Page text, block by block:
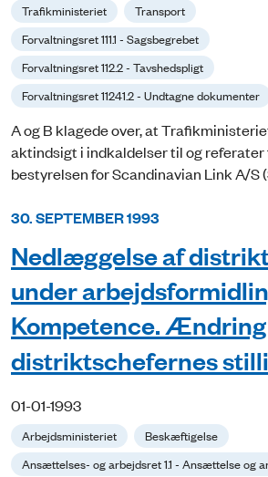
Trafikministeriet
Transport
Forvaltningsret 111.1 - Sagsbegrebet
Forvaltningsret 112.2 - Tavshedspligt
Forvaltningsret 11241.2 - Undtagne dokumenter
A og B klagede over, at
aktindsigt i indkaldelser til og referater
bestyrelsen for Scandinavian Link A/S
30. SEPTEMBER 1993
Nedlæggelse af
under
Kompetence.
distriktschefernes
01-01-1993
Arbejdsministeriet
Beskæftigelse
Ansættelses- og arbejdsret 1.1 - Ansættelse og